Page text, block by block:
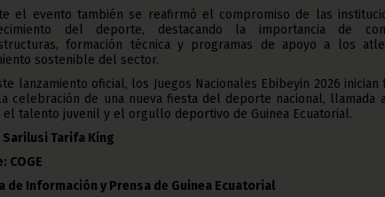
el evento también se reafirmó el compromiso de las
del deporte, destacando la importancia de
formación técnica y programas de apoyo a los
sostenible del sector.
lanzamiento oficial, los Juegos Nacionales Ebibeyin 2026
celebración de una nueva fiesta del deporte nacional, llamada
el talento juvenil y el orgullo deportivo de Guinea Ecuatorial.
Sarilusi Tarifa King
COGE
de Información y Prensa de Guinea Ecuatorial